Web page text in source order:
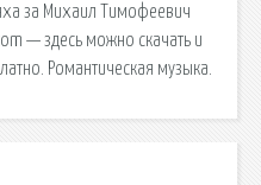
за Михаил Тимофеевич
— здесь можно скачать и
Романтическая музыка.